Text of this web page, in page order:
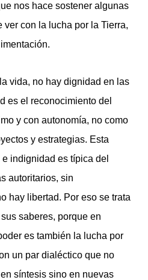
nos hace sostener algunas
ver con la lucha por la Tierra,
vida, no hay dignidad en las
es el reconocimiento del
y con autonomía, no como
y estrategias. Esta
indignidad es típica del
autoritarios, sin
hay libertad. Por eso se trata
saberes, porque en
es también la lucha por
un par dialéctico que no
síntesis sino en nuevas